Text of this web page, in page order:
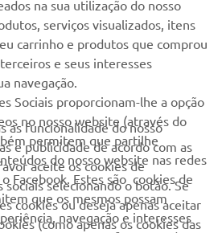
últimas ofertas, eventos especiais,
mais
SUBSCREVER
na sua utilização do nosso
serviços visualizados, itens
carrinho e produtos que comprou
e seus interesses
navegação.
Sociais proporcionam-lhe a opção
no nosso website (através do
permitem que partilhe
do nosso website nas redes
Facebook. Estes são cookies de
que os mesmos possam
navegação e interesses
as funcionalidade do nosso
e publicidade de acordo com as
aceite os cookies de
selecionando o botão. Se
cookies ou deseja apenas aceitar
(como apenas os cookies das